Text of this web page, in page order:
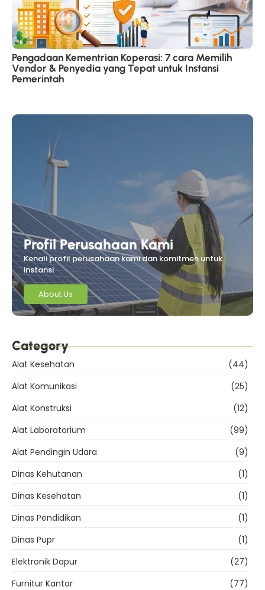
Pengadaan Kementrian Koperasi: 7 cara Memilih
Vendor & Penyedia yang Tepat untuk Instansi
Pemerintah
Profil Perusahaan Kami
Kenali profil perusahaan kami dan komitmen untuk
instansi
About Us
Category
Alat Kesehatan
(44)
Alat Komunikasi
(25)
Alat Konstruksi
(12)
Alat Laboratorium
(99)
Alat Pendingin Udara
(9)
Dinas Kehutanan
(1)
Dinas Kesehatan
(1)
Dinas Pendidikan
(1)
Dinas Pupr
(1)
Elektronik Dapur
(27)
Furnitur Kantor
(77)